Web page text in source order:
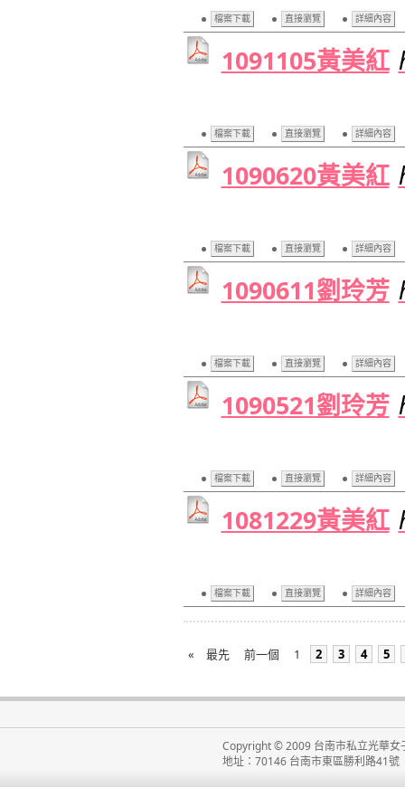
檔案下載 直接瀏覽 詳細內容
1091105黃美紅
檔案下載 直接瀏覽 詳細內容
1090620黃美紅
檔案下載 直接瀏覽 詳細內容
1090611劉玲芳
檔案下載 直接瀏覽 詳細內容
1090521劉玲芳
檔案下載 直接瀏覽 詳細內容
1081229黃美紅
檔案下載 直接瀏覽 詳細內容
« 最先 前一個 1 2 3 4 5
Copyright © 2009 台南市私立光華
地址：70146 台南市東區勝利路41